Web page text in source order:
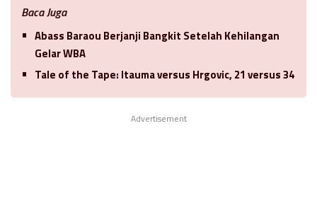
Baca Juga
Abass Baraou Berjanji Bangkit Setelah Kehilangan
Gelar WBA
Tale of the Tape: Itauma versus Hrgovic, 21 versus 34
Advertisement